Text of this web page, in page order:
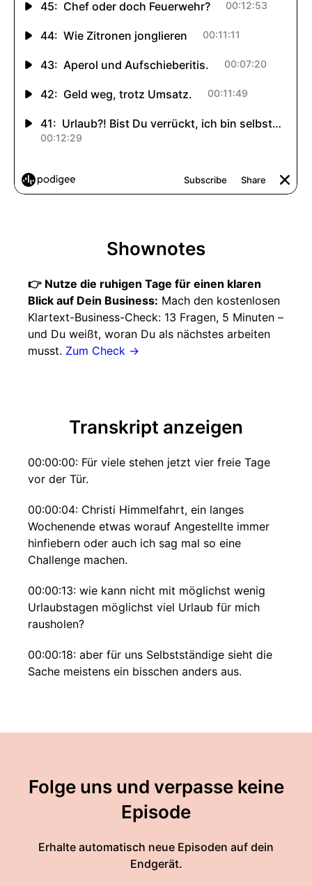
Shownotes
👉 Nutze die ruhigen Tage für einen klaren
Blick auf Dein Business: Mach den kostenlosen
Klartext-Business-Check: 13 Fragen, 5 Minuten –
und Du weißt, woran Du als nächstes arbeiten
musst. Zum Check →
Transkript anzeigen
00:00:00: Für viele stehen jetzt vier freie Tage
vor der Tür.
00:00:04: Christi Himmelfahrt, ein langes
Wochenende etwas worauf Angestellte immer
hinfiebern oder auch ich sag mal so eine
Challenge machen.
00:00:13: wie kann nicht mit möglichst wenig
Urlaubstagen möglichst viel Urlaub für mich
rausholen?
00:00:18: aber für uns Selbstständige sieht die
Sache meistens ein bisschen anders aus.
sie mit so einem langen Wochenende am besten
00:00:33: Soll ich die Tage nutzen?
00:00:34: Sollte ich abschalten?
00:00:36: darf ich überhaupt abschalten?
00:00:37: und heute sage ich dir beides ist
Folge uns und verpasse keine
Episode
Erhalte automatisch neue Episoden auf dein
Endgerät.